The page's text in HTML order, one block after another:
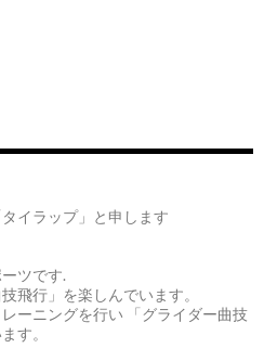
イラップ」と申します
ツです.
飛行」を楽しんでいます。
ーニングを行い 「グライダー曲技
す。